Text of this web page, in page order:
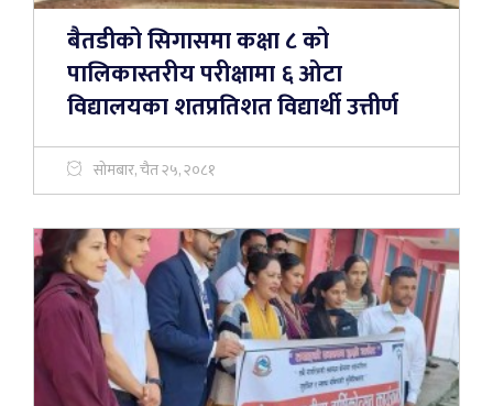
बैतडीको सिगासमा कक्षा ८ को
पालिकास्तरीय परीक्षामा ६ ओटा
विद्यालयका शतप्रतिशत विद्यार्थी उत्तीर्ण
सोमबार, चैत २५, २०८१